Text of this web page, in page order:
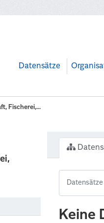
Datensätze
Fischerei,...
Keine